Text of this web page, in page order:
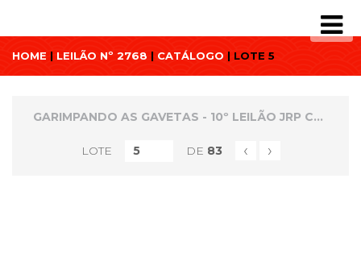
HOME | LEILÃO Nº 2768 | CATÁLOGO | LOTE 5
GARIMPANDO AS GAVETAS - 10º LEILÃO JRP COLECIONISMO
LOTE DE 83 ‹ ›